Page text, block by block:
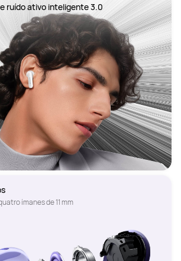
ruído ativo inteligente 3.0
ímanes de 11 mm